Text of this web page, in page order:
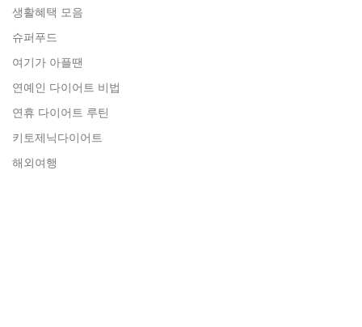
생활혜택 모음
슈퍼푸드
여기가 아플땐
연예인 다이어트 비법
연휴 다이어트 루틴
키토제닉다이어트
해외여행